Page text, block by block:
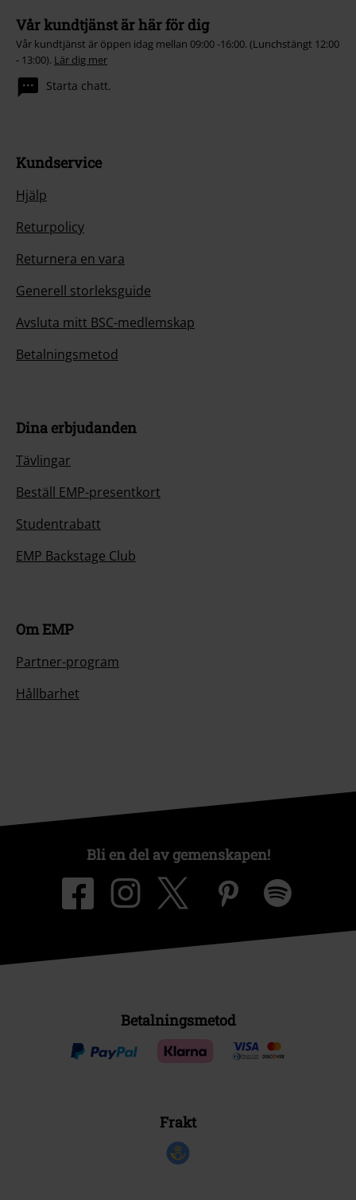
Vår kundtjänst är här för dig
Vår kundtjänst är öppen idag mellan 09:00 -16:00. (Lunchstängt 12:00
- 13:00). Lär dig mer
Starta chatt.
Kundservice
Hjälp
Returpolicy
Returnera en vara
Generell storleksguide
Avsluta mitt BSC-medlemskap
Betalningsmetod
Dina erbjudanden
Tävlingar
Beställ EMP-presentkort
Studentrabatt
EMP Backstage Club
Om EMP
Partner-program
Hållbarhet
Bli en del av gemenskapen!
Betalningsmetod
Frakt